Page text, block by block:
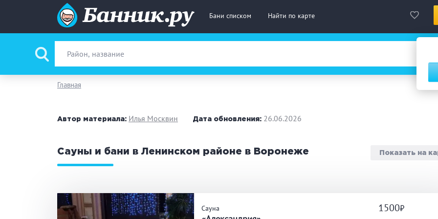
Бани списком Найти по карте
Вид парной На
Вместимость
Банные услуги
Кедровая бочка
Парильщик/ банщик
Главная
Автор материала: Илья Москвин Дата обновления: 26.06.2026
Сауны и бани в Ленинском районе в Воронеже Показать на
Сауна 1500